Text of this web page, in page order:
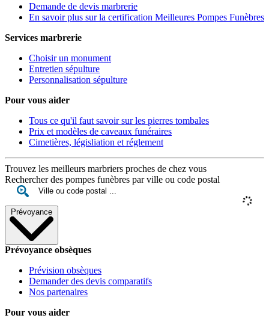
Demande de devis marbrerie
En savoir plus sur la certification Meilleures Pompes Funèbres
Services marbrerie
Choisir un monument
Entretien sépulture
Personnalisation sépulture
Pour vous aider
Tous ce qu'il faut savoir sur les pierres tombales
Prix et modèles de caveaux funéraires
Cimetières, législiation et réglement
Trouvez les meilleurs marbriers proches de chez vous
Rechercher des pompes funèbres par ville ou code postal
Prévoyance
Prévoyance obsèques
Prévision obsèques
Demander des devis comparatifs
Nos partenaires
Pour vous aider